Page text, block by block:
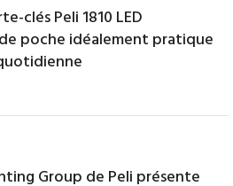
clés Peli 1810 LED
poche idéalement pratique
Group de Peli présente